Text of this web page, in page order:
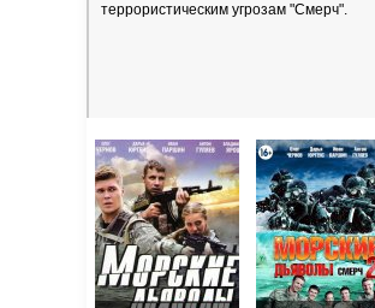
террористическим угрозам "Смерч".